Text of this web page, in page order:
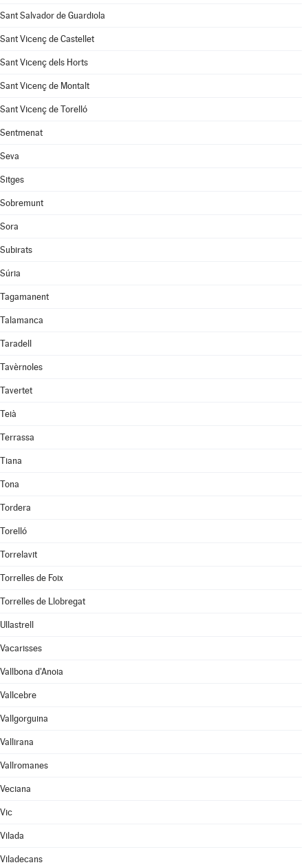
Sant Salvador de Guardiola
Sant Vicenç de Castellet
Sant Vicenç dels Horts
Sant Vicenç de Montalt
Sant Vicenç de Torelló
Sentmenat
Seva
Sitges
Sobremunt
Sora
Subirats
Súria
Tagamanent
Talamanca
Taradell
Tavèrnoles
Tavertet
Teià
Terrassa
Tiana
Tona
Tordera
Torelló
Torrelavit
Torrelles de Foix
Torrelles de Llobregat
Ullastrell
Vacarisses
Vallbona d'Anoia
Vallcebre
Vallgorguina
Vallirana
Vallromanes
Veciana
Vic
Vilada
Viladecans